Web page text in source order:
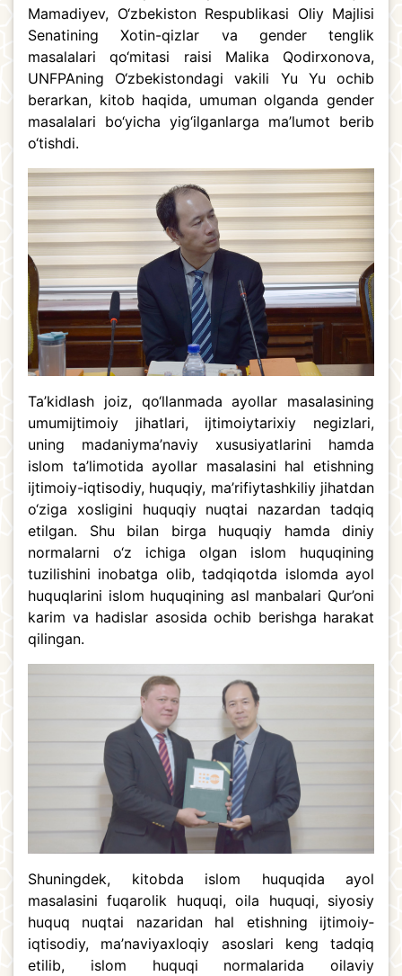
Mamadiyev, O‘zbekiston Respublikasi Oliy Majlisi
Senatining Xotin-qizlar va gender tenglik
masalalari qo‘mitasi raisi Malika Qodirxonova,
UNFPAning O‘zbekistondagi vakili Yu Yu ochib
berarkan, kitob haqida, umuman olganda gender
masalalari bo‘yicha yig‘ilganlarga ma’lumot berib
o‘tishdi.
Ta’kidlash joiz, qo‘llanmada ayollar masalasining
umumijtimoiy jihatlari, ijtimoiy­tarixiy negizlari,
uning madaniy­ma’naviy xususiyatlarini hamda
islom ta’limotida ayollar masalasini hal etishning
ijtimoiy-iqtisodiy, huquqiy, ma’rifiy­tashkiliy jihatdan
o‘ziga xosligini huquqiy nuqtai nazardan tadqiq
etilgan. Shu bilan birga huquqiy hamda diniy
normalarni o‘z ichiga olgan islom huquqining
tuzilishini inobatga olib, tadqiqotda islomda ayol
huquqlarini islom huquqining asl manbalari Qur’oni
karim va hadislar asosida ochib berishga harakat
qilingan.
Shuningdek, kitobda islom huquqida ayol
masalasini fuqarolik huquqi, oila huquqi, siyosiy
huquq nuqtai nazaridan hal etishning ijtimoiy­
iqtisodiy, ma’naviy­axloqiy asoslari keng tadqiq
etilib, islom huquqi normalarida oilaviy